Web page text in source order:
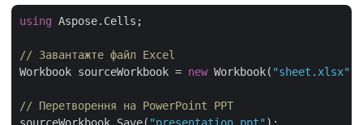
using Aspose.Cells;
// Завантажте файл Excel
Workbook sourceWorkbook = new Workbook( "sheet.xlsx"
// Перетворення на PowerPoint PPT